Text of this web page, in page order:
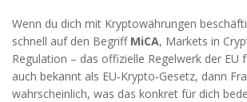
Wenn du dich mit Kryptowährungen
schnell auf den Begriff MiCA, Markets in
Regulation – das offizielle Regelwerk der EU
auch bekannt als EU‑Krypto‑Gesetz, dann
wahrscheinlich, was das konkret für dich